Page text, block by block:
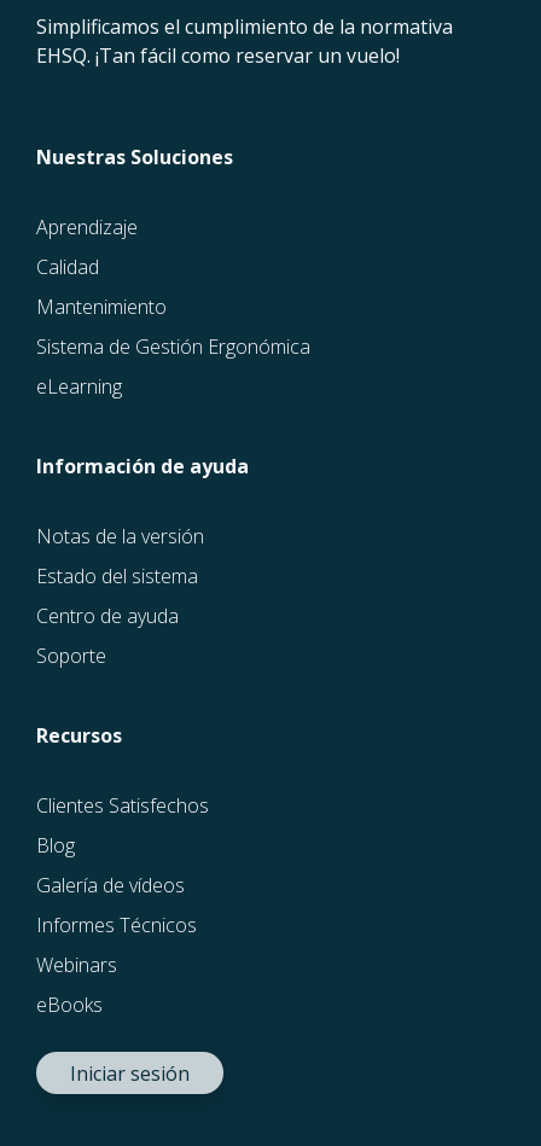
Simplificamos el cumplimiento de la normativa
EHSQ. ¡Tan fácil como reservar un vuelo!
Nuestras Soluciones
Aprendizaje
Calidad
Mantenimiento
Sistema de Gestión Ergonómica
eLearning
Información de ayuda
Notas de la versión
Estado del sistema
Centro de ayuda
Soporte
Recursos
Clientes Satisfechos
Blog
Galería de vídeos
Informes Técnicos
Webinars
eBooks
Iniciar sesión